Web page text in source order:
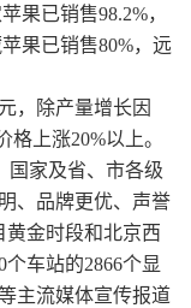
已销售98.2%，
果已销售80%，远
，除产量增长因
上涨20%以上。
家及省、市各级
、品牌更优、声誉
黄金时段和北京西
车站的2866个显
主流媒体宣传报道